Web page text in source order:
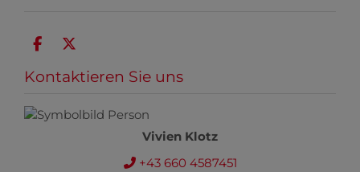
Kontaktieren Sie uns
Vivien Klotz
+43 660 4587451